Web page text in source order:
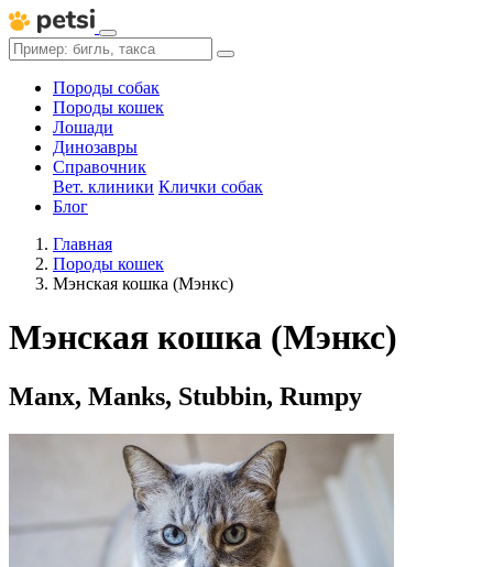
Породы собак
Породы кошек
Лошади
Динозавры
Справочник
Вет. клиники Клички собак
Блог
Главная
Породы кошек
Мэнская кошка (Мэнкс)
Мэнская кошка (Мэнкс)
Manx, Manks, Stubbin, Rumpy